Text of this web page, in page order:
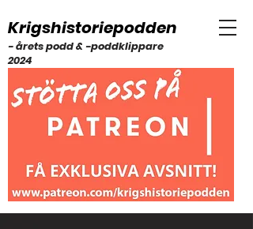
Krigshistoriepodden
- årets podd & -poddklippare
2024